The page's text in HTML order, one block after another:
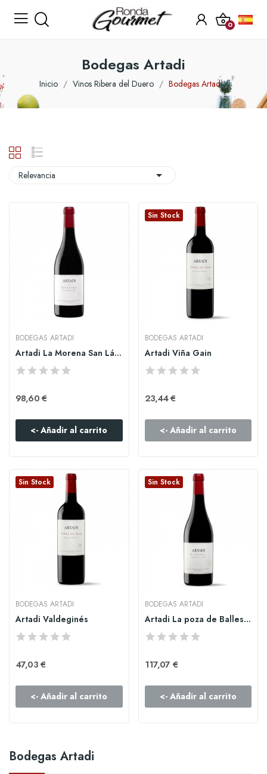
0
Bodegas Artadi
Inicio Vinos Ribera del Duero Bodegas Artadi
Bodegas Artadi
Relevancia 
BODEGAS ARTADI
Artadi La Morena San Lázaro
98,60 €
<- Añadir al carrito
Sin Stock
BODEGAS ARTADI
Artadi Viña Gain
23,44 €
<- Añadir al carrito
Sin Stock
BODEGAS ARTADI
Artadi Valdeginés
47,03 €
<- Añadir al carrito
Sin Stock
BODEGAS ARTADI
Artadi La poza de Ballesteros
117,07 €
<- Añadir al carrito